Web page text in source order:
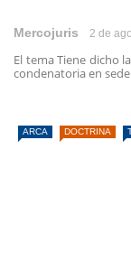
Mercojuris 2 de
El tema Tiene dicho
condenatoria en
ARCA DOCTRINA